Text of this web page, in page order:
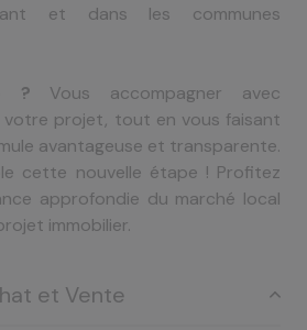
et dans les communes
? Vous accompagner avec
votre projet, tout en vous faisant
avantageuse et transparente.
cette nouvelle étape ! Profitez
approfondie du marché local
immobilier.
et Vente